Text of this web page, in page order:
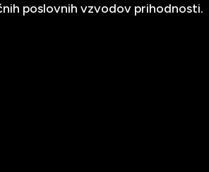
poslovnih vzvodov prihodnosti.